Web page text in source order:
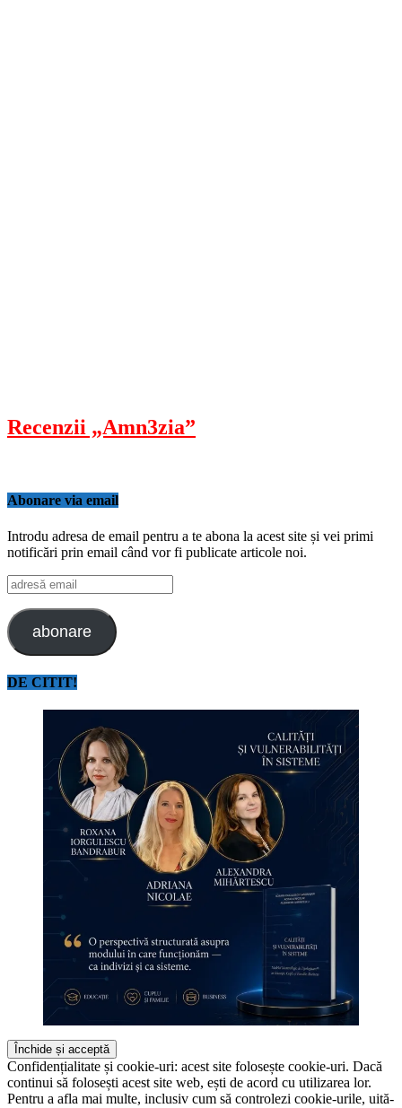
Recenzii „Amn3zia”
Abonare via email
Introdu adresa de email pentru a te abona la acest site și vei primi
notificări prin email când vor fi publicate articole noi.
adresă
email
abonare
DE CITIT!
Confidențialitate și cookie-uri: acest site folosește cookie-uri. Dacă
continui să folosești acest site web, ești de acord cu utilizarea lor.
Pentru a afla mai multe, inclusiv cum să controlezi cookie-urile, uită-